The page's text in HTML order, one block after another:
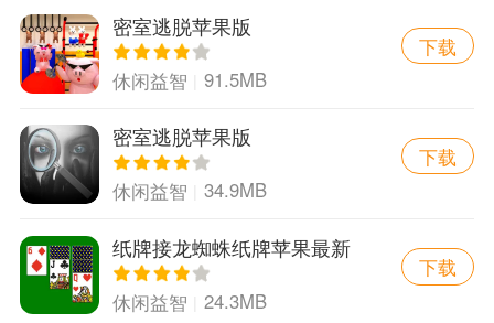
密室逃脱苹果版
休闲益智 91.5MB
下载
密室逃脱苹果版
休闲益智 34.9MB
下载
纸牌接龙蜘蛛纸牌苹果最新
版
休闲益智 24.3MB
下载